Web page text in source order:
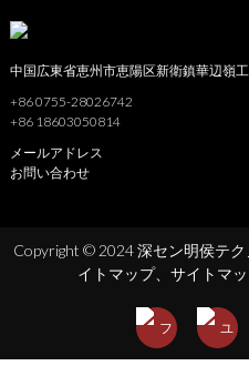
中国広東省恵州市恵陽区新衛鎮華辺嶺
+86 0755-28026742
+86 18603050814
メールアドレス
お問い合わせ
Copyright © 2024 深セン明侯テ
イトマップ、 サイトマッ